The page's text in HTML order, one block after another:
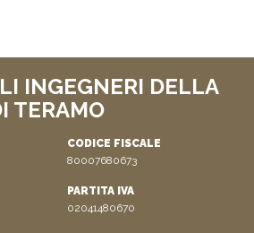
INGEGNERI DELLA
TERAMO
CODICE FISCALE
80007680673
PARTITA IVA
02041480670